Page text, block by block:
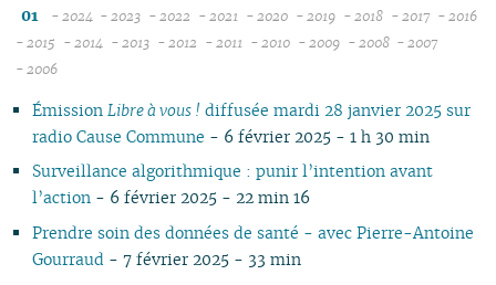
04
03
02
01
01
- 2024
12
09
08
07
06
04
03
- 2023
09
08
07
06
04
03
- 2022
09
08
07
06
04
03
- 2021
09
08
07
06
04
03
- 2020
09
08
07
06
04
03
- 2019
09
08
07
04
- 2018
09
08
07
04
- 2017
09
04
- 2016
- 2015
10
09
08
07
05
04
- 2014
10
09
08
07
04
03
- 2013
09
08
04
02
- 2012
09
08
07
06
03
01
- 2011
10
09
08
07
05
04
- 2010
10
09
08
07
05
04
- 2009 - 2008
10
06
01
- 2007
- 2006
Émission Libre à vous ! diffusée mardi 28 janvier 2025 sur
radio Cause Commune - 6 février 2025 - 1 h 30 min
Surveillance algorithmique : punir l’intention avant
l’action- 6 février 2025 - 22 min 16
Prendre soin des données de santé - avec Pierre-Antoine
Gourraud - 7 février 2025 - 33 min